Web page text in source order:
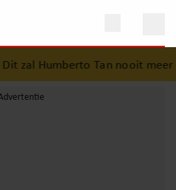
zal Humberto Tan nooit meer